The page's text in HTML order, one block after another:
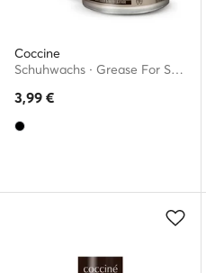
Coccine
Schuhwachs · Grease For Shoes 55/29/50/02/A/v4
3,99 €